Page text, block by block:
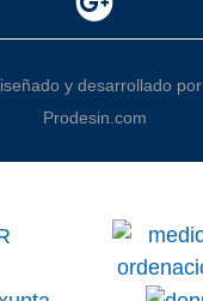
y desarrollado por
Prodesin.com